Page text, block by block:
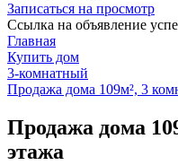
Записаться на просмотр
Ссылка на объявление
Главная
Купить дом
3-комнатный
Продажа дома 109м², 3
Продажа дома
этажа